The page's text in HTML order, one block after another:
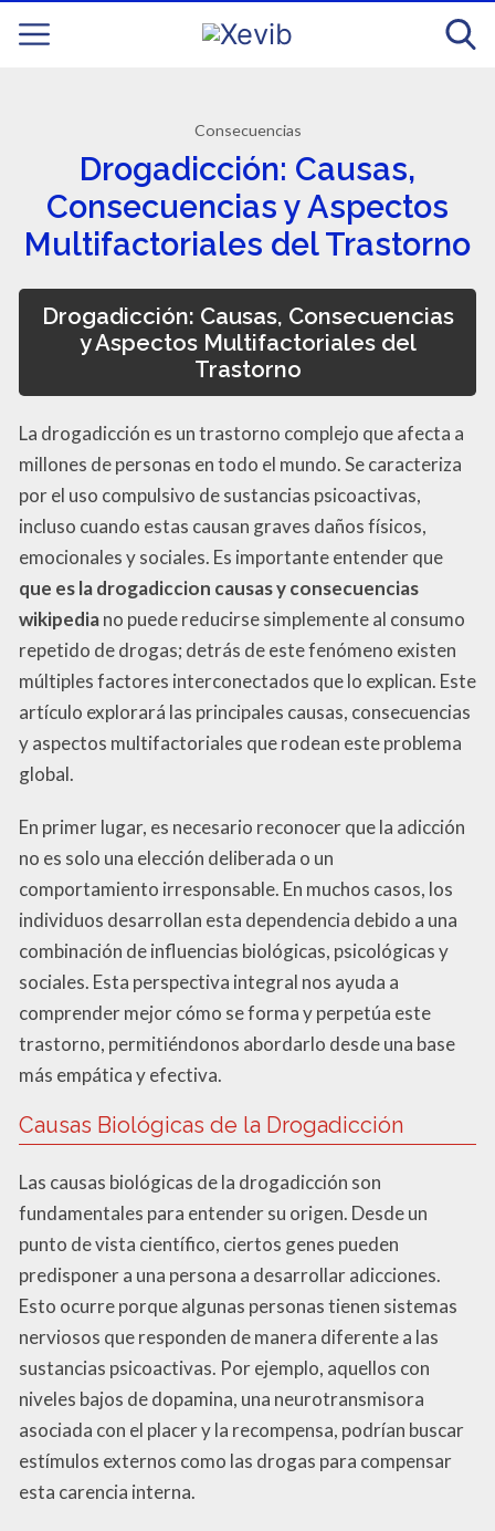
Consecuencias
Drogadicción: Causas,
Consecuencias y Aspectos
Multifactoriales del Trastorno
Drogadicción: Causas, Consecuencias
y Aspectos Multifactoriales del
Trastorno
La drogadicción es un trastorno complejo que afecta a
millones de personas en todo el mundo. Se caracteriza
por el uso compulsivo de sustancias psicoactivas,
incluso cuando estas causan graves daños físicos,
emocionales y sociales. Es importante entender que
que es la drogadiccion causas y consecuencias
wikipediano puede reducirse simplemente al consumo
repetido de drogas; detrás de este fenómeno existen
múltiples factores interconectados que lo explican. Este
artículo explorará las principales causas, consecuencias
y aspectos multifactoriales que rodean este problema
global.
En primer lugar, es necesario reconocer que la adicción
no es solo una elección deliberada o un
comportamiento irresponsable. En muchos casos, los
individuos desarrollan esta dependencia debido a una
combinación de influencias biológicas, psicológicas y
sociales. Esta perspectiva integral nos ayuda a
comprender mejor cómo se forma y perpetúa este
trastorno, permitiéndonos abordarlo desde una base
más empática y efectiva.
Causas Biológicas de la Drogadicción
Las causas biológicas de la drogadicción son
fundamentales para entender su origen. Desde un
punto de vista científico, ciertos genes pueden
predisponer a una persona a desarrollar adicciones.
Esto ocurre porque algunas personas tienen sistemas
nerviosos que responden de manera diferente a las
sustancias psicoactivas. Por ejemplo, aquellos con
niveles bajos de dopamina, una neurotransmisora
asociada con el placer y la recompensa, podrían buscar
estímulos externos como las drogas para compensar
esta carencia interna.